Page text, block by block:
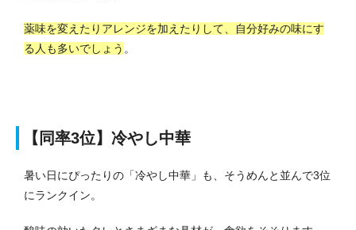
薬味を変えたりアレンジを加えたりして、自分好みの味にす
る人も多いでしょう 。
【同率3位】冷やし中華
暑い日にぴったりの「冷やし中華」も、そうめんと並んで3位
にランクイン。